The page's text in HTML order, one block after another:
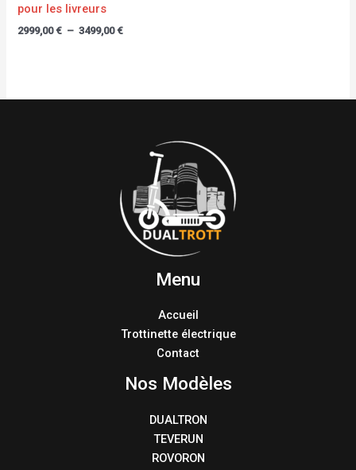
pour les livreurs
2999,00€ – 3499,00€
Menu
Accueil
Trottinette électrique
Contact
Nos Modèles
DUALTRON
TEVERUN
ROVORON